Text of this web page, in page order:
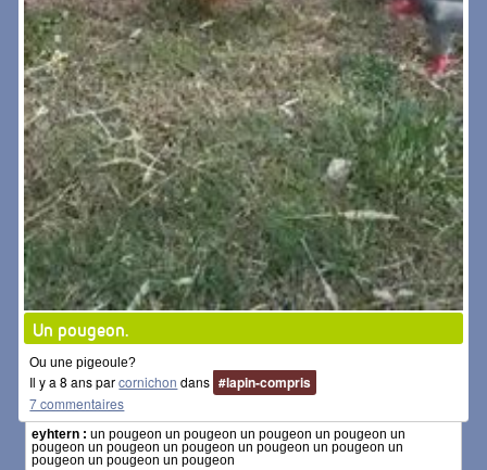
Un pougeon.
Ou une pigeoule?
Il y a 8 ans parcornichon dans #lapin-compris
7 commentaires
eyhtern : un pougeon un pougeon un pougeon un pougeon un
pougeon un pougeon un pougeon un pougeon un pougeon un
pougeon un pougeon un pougeon